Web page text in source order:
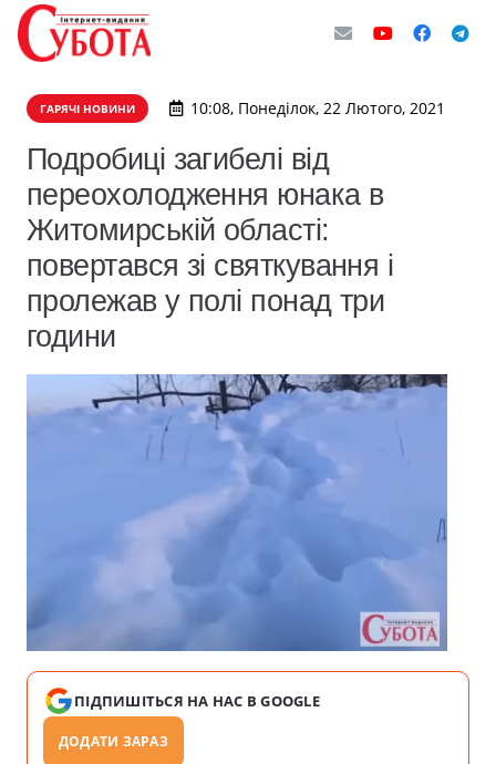
ГАРЯЧІ НОВИНИ 10:08, Понеділок, 22 Лютого, 2021
Подробиці загибелі від
переохолодження юнака в
Житомирській області:
повертався зі святкування і
пролежав у полі понад три
години
ПІДПИШІТЬСЯ НА НАС В GOOGLE
ДОДАТИ ЗАРАЗ